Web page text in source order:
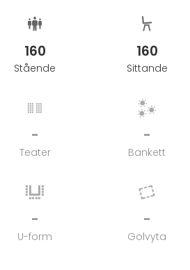
160
Stående
160
Sittande
-
Teater
-
Bankett
-
U-form
-
Golvyta